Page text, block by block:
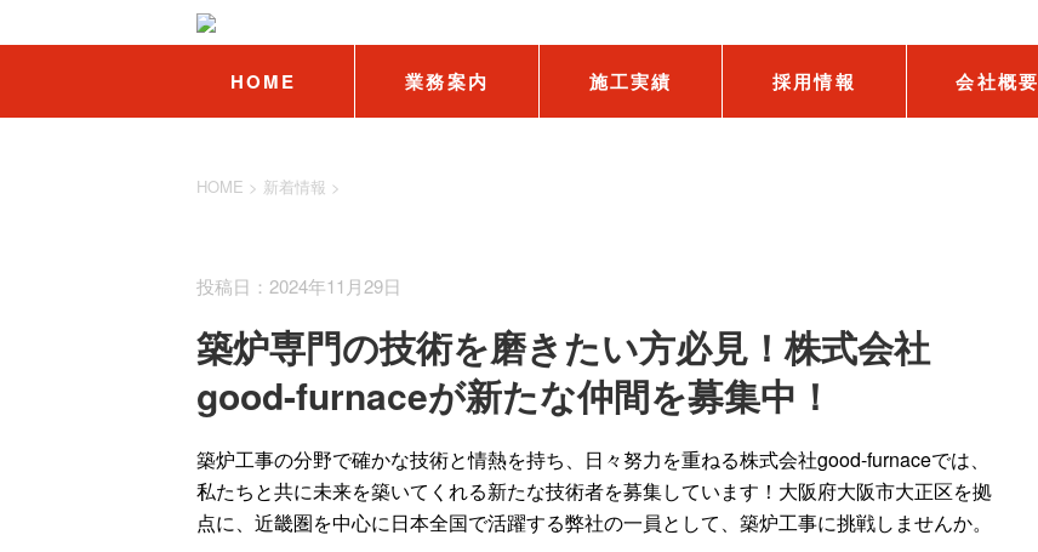
HOME 業務案内 施工実績 採用情報 会社概要
HOME > 新着情報 >
投稿日：2024年11月29日
築炉専門の技術を磨きたい方必見！株式会社
good-furnaceが新たな仲間を募集中！
築炉工事の分野で確かな技術と情熱を持ち、日々努力を重ねる株式会社good-furnaceでは、
私たちと共に未来を築いてくれる新たな技術者を募集しています！大阪府大阪市大正区を拠
点に、近畿圏を中心に日本全国で活躍する弊社の一員として、築炉工事に挑戦しませんか。